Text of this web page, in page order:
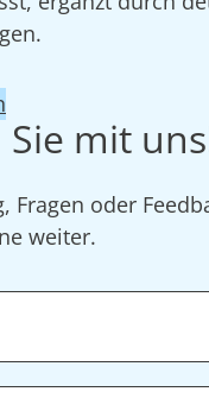
mit
Fragen oder
weiter.